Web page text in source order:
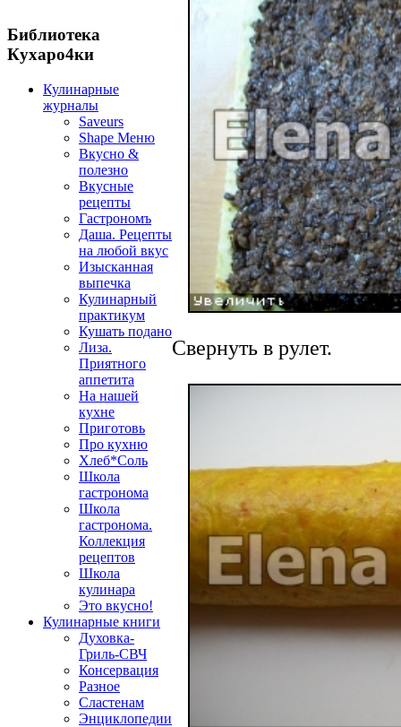
Библиотека
Кухаро4ки
Кулинарные
журналы
Saveurs
Shape Меню
Вкусно &
полезно
Вкусные
рецепты
Гастрономъ
Даша. Рецепты
на любой вкус
Изысканная
выпечка
Кулинарный
практикум
Кушать подано
Лиза.
Приятного
аппетита
На нашей
кухне
Приготовь
Про кухню
Хлеб*Соль
Школа
гастронома
Школа
гастронома.
Коллекция
рецептов
Школа
кулинара
Это вкусно!
Кулинарные книги
Духовка-
Гриль-СВЧ
Консервация
Разное
Сластенам
Энциклопедии
Свернуть в рулет.